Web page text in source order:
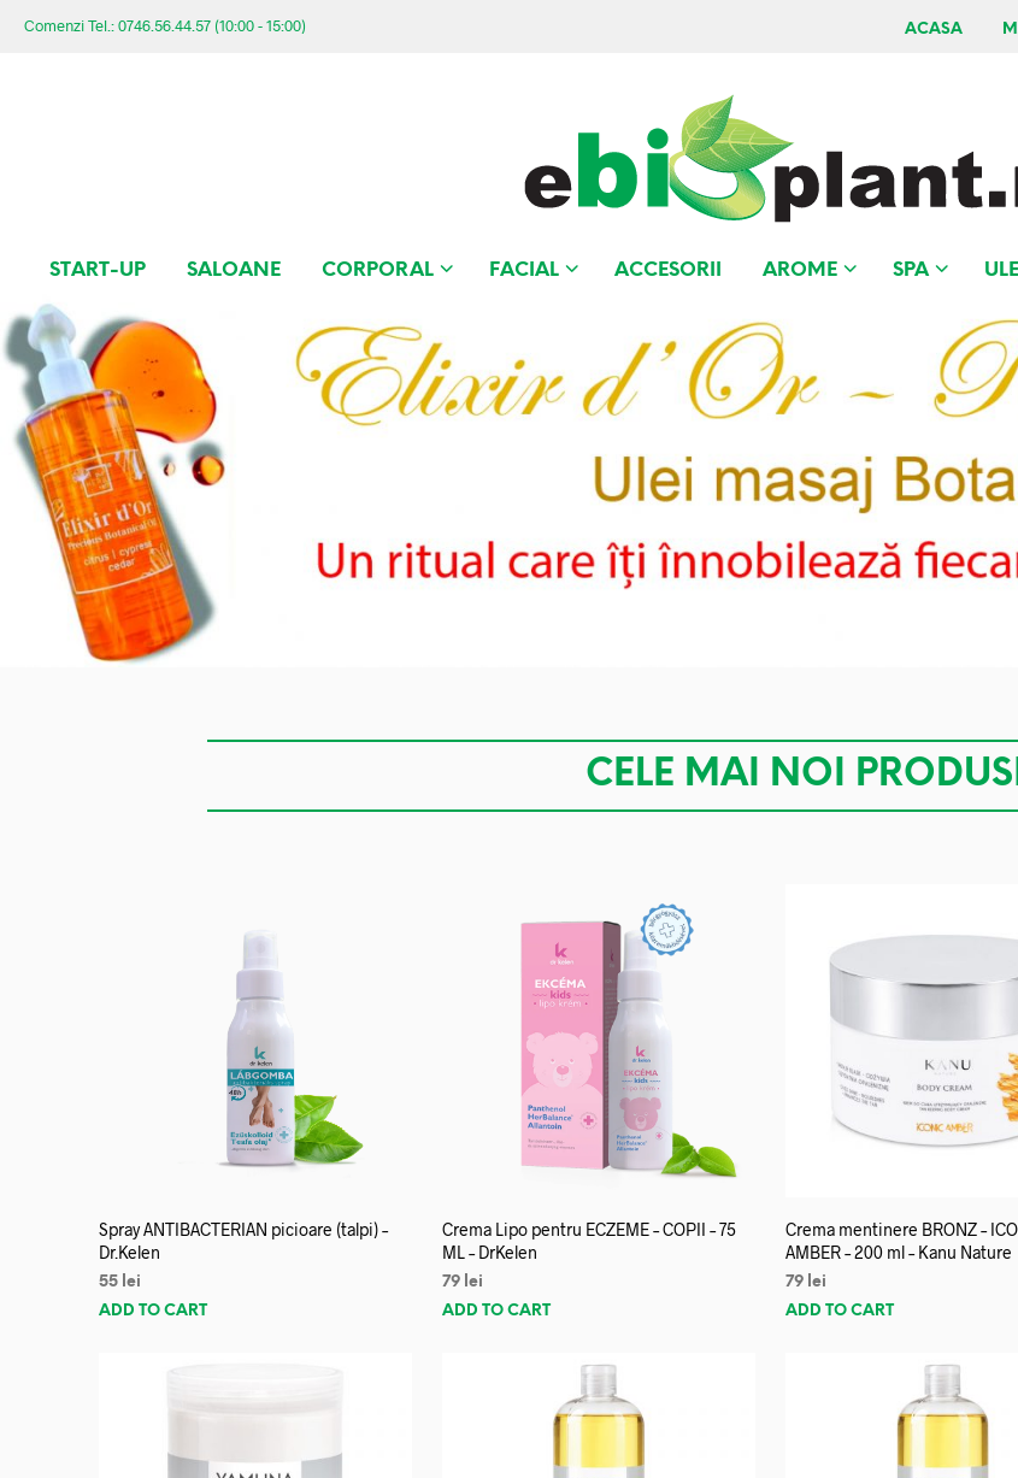
Comenzi Tel.: 0746.56.44.57 (10:00 - 15:00) ACASA
START-UP SALOANE CORPORAL FACIAL ACCESORII AROME SPA
CELE MAI NOI
Spray ANTIBACTERIAN picioare (talpi) –
Dr.Kelen
55 lei
ADD TO CART
Crema Lipo pentru ECZEME – COPII – 75
ML – DrKelen
79 lei
ADD TO CART
Crema mentinere BRONZ –
AMBER – 200 ml – Kanu Nature
79 lei
ADD TO CART